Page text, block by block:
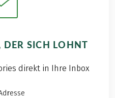
DER SICH LOHNT
direkt in Ihre Inbox